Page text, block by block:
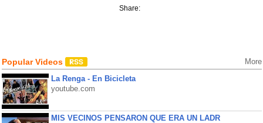
Share:
Popular Videos More
La Renga - En Bicicleta
youtube.com
MIS VECINOS PENSARON QUE ERA UN LADR